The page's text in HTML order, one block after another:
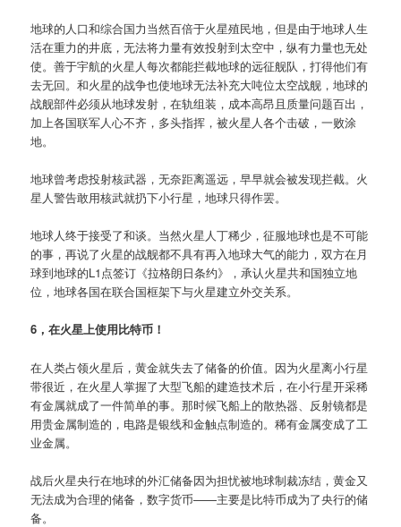
地球的人口和综合国力当然百倍于火星殖民地，但是由于地球人生
活在重力的井底，无法将力量有效投射到太空中，纵有力量也无处
使。善于宇航的火星人每次都能拦截地球的远征舰队，打得他们有
去无回。和火星的战争也使地球无法补充大吨位太空战舰，地球的
战舰部件必须从地球发射，在轨组装，成本高昂且质量问题百出，
加上各国联军人心不齐，多头指挥，被火星人各个击破，一败涂
地。
地球曾考虑投射核武器，无奈距离遥远，早早就会被发现拦截。火
星人警告敢用核武就扔下小行星，地球只得作罢。
地球人终于接受了和谈。当然火星人丁稀少，征服地球也是不可能
的事，再说了火星的战舰都不具有再入地球大气的能力，双方在月
球到地球的L1点签订《拉格朗日条约》，承认火星共和国独立地
位，地球各国在联合国框架下与火星建立外交关系。
6，在火星上使用比特币！
在人类占领火星后，黄金就失去了储备的价值。因为火星离小行星
带很近，在火星人掌握了大型飞船的建造技术后，在小行星开采稀
有金属就成了一件简单的事。那时候飞船上的散热器、反射镜都是
用贵金属制造的，电路是银线和金触点制造的。稀有金属变成了工
业金属。
战后火星央行在地球的外汇储备因为担忧被地球制裁冻结，黄金又
无法成为合理的储备，数字货币——主要是比特币成为了央行的储
备。